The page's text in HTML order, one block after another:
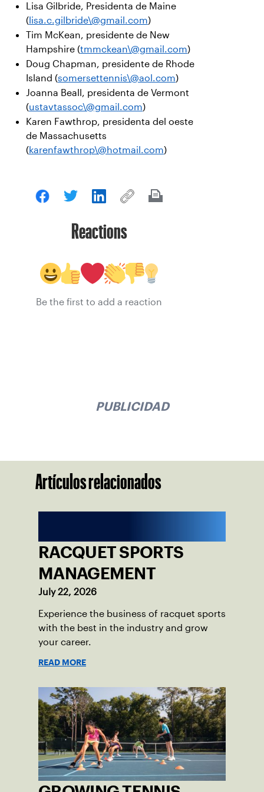
Lisa Gilbride, Presidenta de Maine
( lisa.c.gilbride\@gmail.com)
Tim McKean, presidente de New
Hampshire (tmmckean\@gmail.com)
Doug Chapman, presidente de Rhode
Island (somersettennis\@aol.com)
Joanna Beall, presidenta de Vermont
(ustavtassoc\@gmail.com)
Karen Fawthrop, presidenta del oeste
de Massachusetts
(karenfawthrop\@hotmail.com)
Reactions
Be the first to add a reaction
PUBLICIDAD
Artículos relacionados
RACQUET SPORTS
MANAGEMENT
July 22, 2026
Experience the business of racquet sports
with the best in the industry and grow
your career.
READ MORE